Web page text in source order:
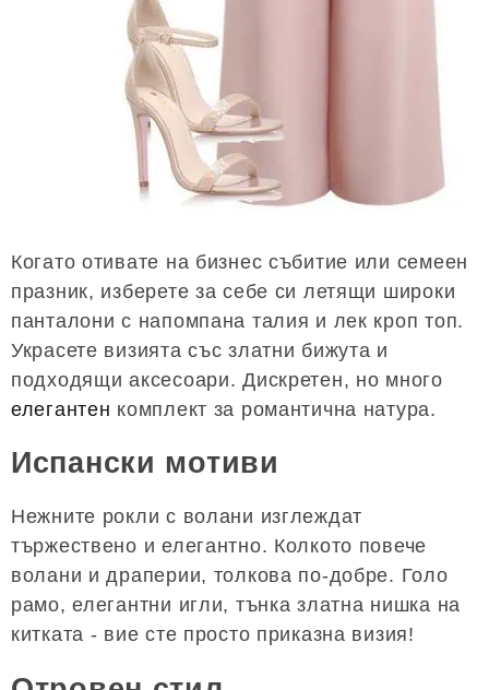
Когато отивате на бизнес събитие или семеен
празник, изберете за себе си летящи широки
панталони с напомпана талия и лек кроп топ.
Украсете визията със златни бижута и
подходящи аксесоари. Дискретен, но много
елегантен комплект за романтична натура.
Испански мотиви
Нежните рокли с волани изглеждат
тържествено и елегантно. Колкото повече
волани и драперии, толкова по-добре. Голо
рамо, елегантни игли, тънка златна нишка на
китката - вие сте просто приказна визия!